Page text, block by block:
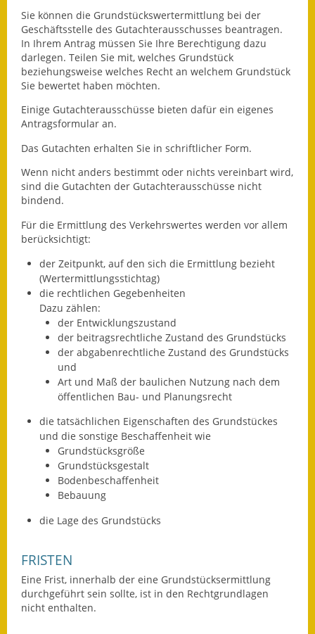
Fundbehörde
Gemeinderat
Sitzungsberichte 2015
Sitzungsberichte 2016
Sitzungsberichte 2017
Sitzungsberichte 2018
Gemeindeverwaltung
Haushalt & Finanzen
Eröffnungsbilanz
Getrennte
Grundsteuerreform
Haushaltspläne
Heiraten in Notzingen
Notruftafel
Sie können die Grundstückswertermittlung bei der
Geschäftsstelle des Gutachterausschusses beantragen.
In Ihrem Antrag müssen Sie Ihre Berechtigung dazu
darlegen. Teilen Sie mit, welches Grundstück
beziehungsweise welches Recht an welchem Grundstück
Sie bewertet haben möchten.
Einige Gutachterausschüsse bieten dafür ein eigenes
Antragsformular an.
Das Gutachten erhalten Sie in schriftlicher Form.
Wenn nicht anders bestimmt oder nichts vereinbart wird,
sind die Gutachten der Gutachterausschüsse nicht
bindend.
Für die Ermittlung des Verkehrswertes werden vor allem
berücksichtigt:
der Zeitpunkt, auf den sich die Ermittlung bezieht
(Wertermittlungsstichtag)
die rechtlichen Gegebenheiten
Dazu zählen:
der Entwicklungszustand
der beitragsrechtliche Zustand des Grundstücks
der abgabenrechtliche Zustand des Grundstücks
und
Art und Maß der baulichen Nutzung nach dem
öffentlichen Bau- und Planungsrecht
die tatsächlichen Eigenschaften des Grundstückes
und die sonstige Beschaffenheitwie
Grundstücksgröße
Grundstücksgestalt
Bodenbeschaffenheit
Bebauung
die Lage des Grundstücks
FRISTEN
Eine Frist, innerhalb der eine Grundstücksermittlung
durchgeführt sein sollte, ist in den Rechtgrundlagen
nicht enthalten.